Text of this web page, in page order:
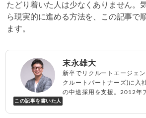
たどり着いた人は少なくありません。
ら現実的に進める方法を、この記事で
ます。
この記事を書いた人
末永雄大
新卒でリクルートエージェ
クルートパートナーズ)に入
の中途採用を支援。2012年